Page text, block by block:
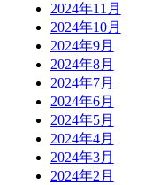
2024年11月
2024年10月
2024年9月
2024年8月
2024年7月
2024年6月
2024年5月
2024年4月
2024年3月
2024年2月